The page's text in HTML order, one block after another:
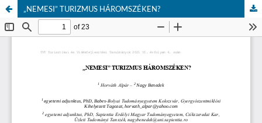
„NEMESI” TURIZMUS HÁROMSZÉKEN?